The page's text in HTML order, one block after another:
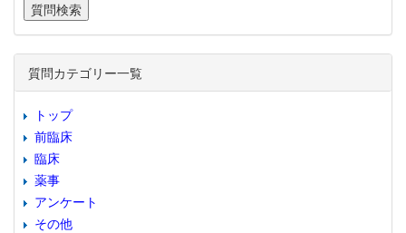
質問カテゴリー一覧
トップ
前臨床
臨床
薬事
アンケート
その他